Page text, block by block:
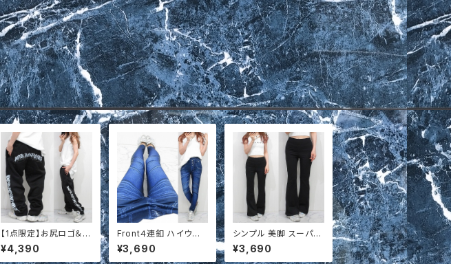
【1点限定】お尻ロゴ＆Si
deロゴ スウェットパン
ツ
¥4,390
Front４連釦 ハイウエ
スト Side編み上げ リ
アルデニム調 美脚 スト
¥3,690
シンプル 美脚 スーパー
ストレッチ ベルボトム
フレアボトム 脚長 t6
¥3,690